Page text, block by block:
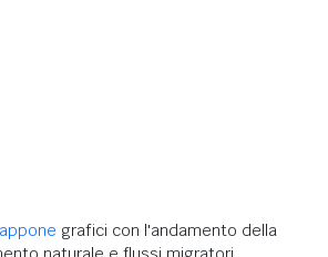
grafici con l'andamento della